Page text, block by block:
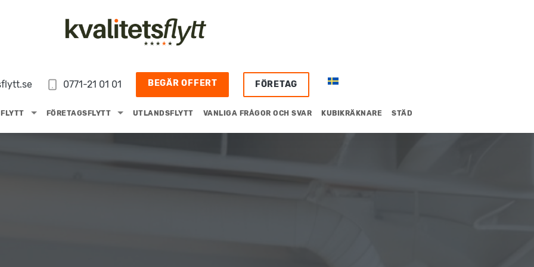
0771-21 01 01 BEGÄR OFFERT FÖRETAG
FLYTT FÖRETAGSFLYTT UTLANDSFLYTT VANLIGA FRÅGOR OCH SVAR KUBIKRÄKNARE STÄD